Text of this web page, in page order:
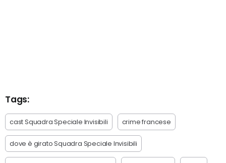
Tags:
cast Squadra Speciale Invisibili crime francese
dove è girato Squadra Speciale Invisibili